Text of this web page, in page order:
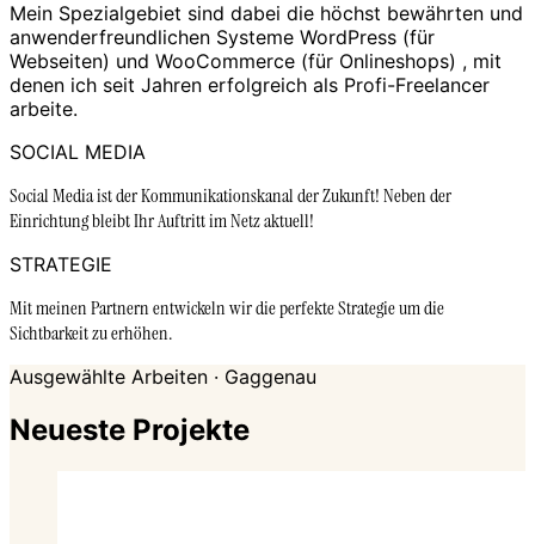
Mein Spezialgebiet sind dabei die höchst bewährten und
anwenderfreundlichen Systeme WordPress (für
Webseiten) und WooCommerce (für Onlineshops) , mit
denen ich seit Jahren erfolgreich als Profi-Freelancer
arbeite.
SOCIAL MEDIA
Social Media ist der Kommunikationskanal der Zukunft! Neben der
Einrichtung bleibt Ihr Auftritt im Netz aktuell!
STRATEGIE
Mit meinen Partnern entwickeln wir die perfekte Strategie um die
Sichtbarkeit zu erhöhen.
Ausgewählte Arbeiten · Gaggenau
Neueste Projekte